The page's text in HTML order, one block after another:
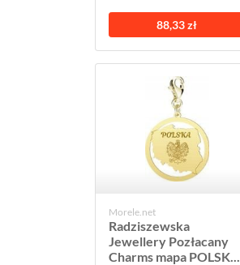
88,33 zł
Morele.net
Radziszewska
Jewellery Pozłacany
Charms mapa POLSK...